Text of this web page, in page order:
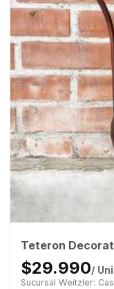
Teteron
$29.990/
Sucursal Weitzler: